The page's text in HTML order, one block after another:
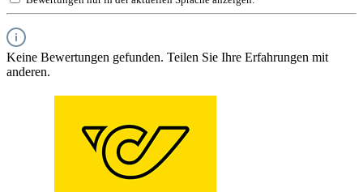
Keine Bewertungen gefunden. Teilen Sie Ihre Erfahrungen mit
anderen.